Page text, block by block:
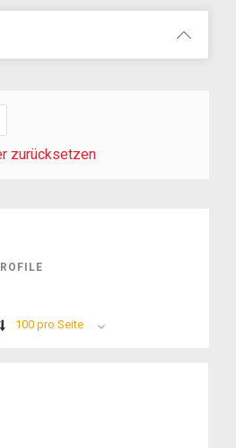
zurücksetzen
100 pro Seite